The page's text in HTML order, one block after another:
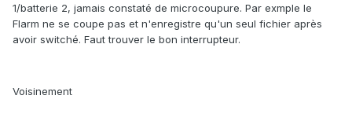
1/batterie 2, jamais constaté de microcoupure. Par exmple le
Flarm ne se coupe pas et n'enregistre qu'un seul fichier après
avoir switché. Faut trouver le bon interrupteur.
Voisinement